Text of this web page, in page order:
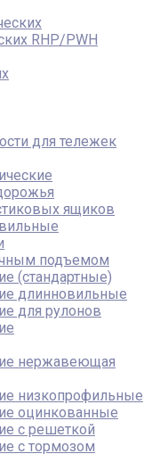
RHP/PWH
для тележек
ящиков
подъемом
(стандартные)
длинновильные
для рулонов
нержавеющая
низкопрофильные
оцинкованные
с решеткой
с тормозом